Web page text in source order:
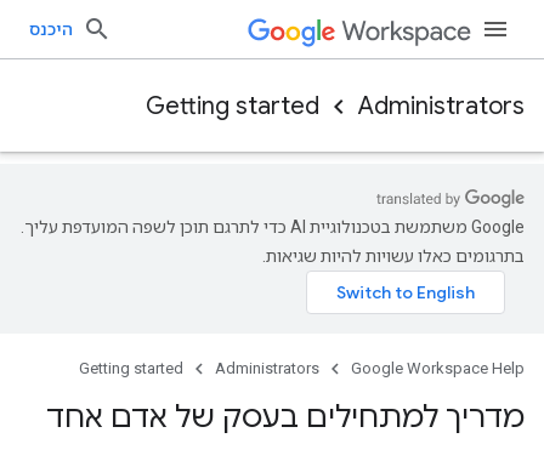
היכנס
Administrators
Getting started
‫Google משתמשת בטכנולוגיית AI כדי לתרגם תוכן לשפה המועדפת עליך.
בתרגומים כאלו עשויות להיות שגיאות.
Google Workspace Help
Administrators
Getting started
מדריך למתחילים בעסק של אדם אחד